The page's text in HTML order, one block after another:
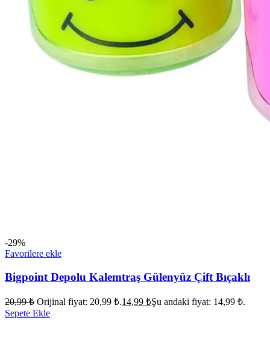
-29%
Favorilere ekle
Bigpoint Depolu Kalemtraş Gülenyüz Çift Bıçaklı
20,99₺ Orijinal fiyat: 20,99 ₺.14,99 ₺Şu andaki fiyat: 14,99 ₺.
Sepete Ekle